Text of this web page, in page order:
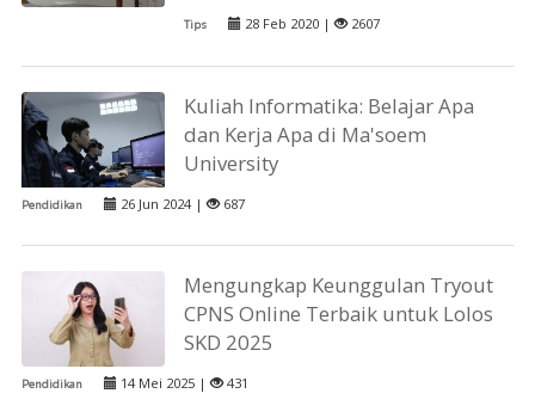
Tips 28 Feb 2020 | 2607
Kuliah Informatika: Belajar Apa
dan Kerja Apa di Ma'soem
University
Pendidikan 26 Jun 2024 | 687
Mengungkap Keunggulan Tryout
CPNS Online Terbaik untuk Lolos
SKD 2025
Pendidikan 14 Mei 2025 | 431